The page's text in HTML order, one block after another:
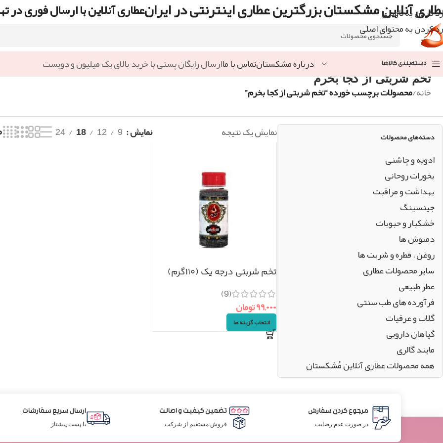
رد کردن به ناوبری
رد کردن به محتوای اصلی
آنلاین مشکستان بزرگترین عطاری اینترنتی در ایرانعطاری آنلاین با ارسال فوری در
دسته‌بندی کالاها درباره مشکستانتماس با ماارسال رایگان پستی با خرید بالای یک میلیون و دویست
تخم شربتی از کجا بخرم
خانه/محصولات برچسب خورده “تخم شربتی از کجا بخرم”
دسته‌های محصولات
ادویه و چاشنی
بخورات روحانی
بهداشت و مراقبت
جینسینگ
خشکبار و حبوبات
دمنوش ها
روغن ، قطره و شربت ها
سایر محصولات عطاری
عطر طبیعی
فرآورده های طب سنتی
گلاب و عرقیات
گیاهان دارویی
مایند گالری
همه محصولات عطاری آنلاین مُشکستان
نمایش یک نتیجه نمایش 9
12
18
24
تخم شربتی درجه یک (۱۱۰گرم)
(9)
۹۹,۰۰۰تومان
انتخاب گزینه ها
مرجوع کردن سفارش
در صورت عدم رضایت
تضمین کیفیت و اصالت
فروش مستقیم از شرکت
ارسال سریع سفارشات
با پست پیشتاز